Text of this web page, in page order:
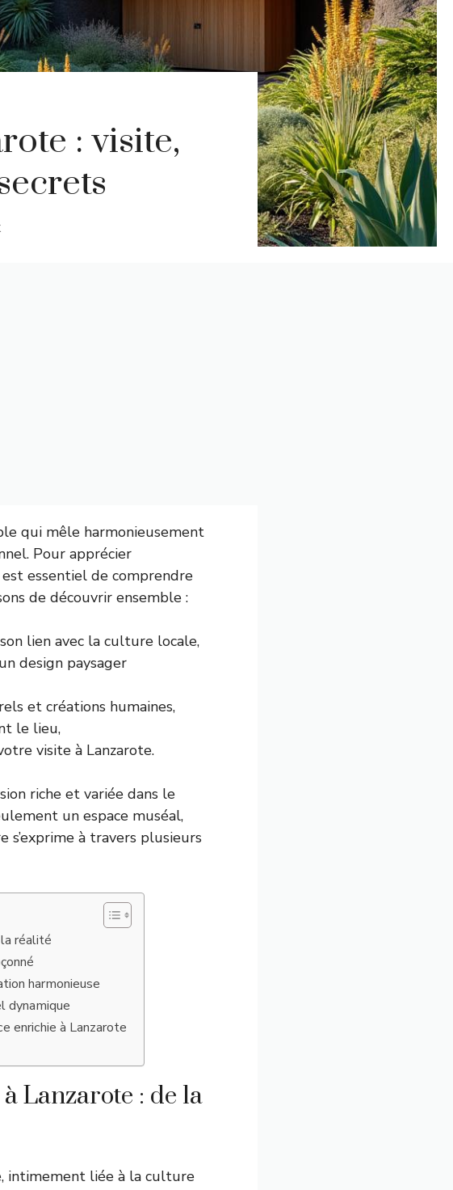
: visite,
qui mêle harmonieusement
Pour apprécier
essentiel de comprendre
de découvrir ensemble :
lien avec la culture locale,
design paysager
et créations humaines,
le lieu,
visite à Lanzarote.
riche et variée dans le
un espace muséal,
à travers plusieurs
réalité
harmonieuse
dynamique
enrichie à Lanzarote
Lanzarote : de la
intimement liée à la culture